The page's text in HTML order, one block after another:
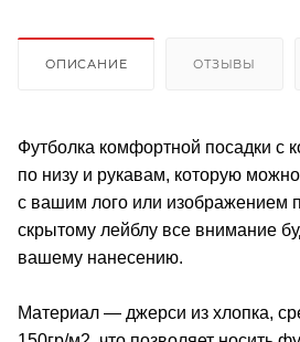
ОПИСАНИЕ ОТЗЫВЫ
Футболка комфортной посадки с
по низу и рукавам, которую
с вашим лого или изображением
скрытому лейблу все внимание
вашему нанесению.
Материал — джерси из хлопка,